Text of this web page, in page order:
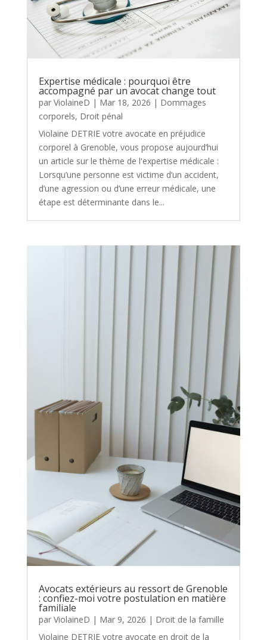
Expertise médicale : pourquoi être
accompagné par un avocat change tout
par ViolaineD | Mar 18, 2026 | Dommages
corporels, Droit pénal
Violaine DETRIE votre avocate en préjudice
corporel à Grenoble, vous propose aujourd’hui
un article sur le thème de l'expertise médicale :
Lorsqu’une personne est victime d’un accident,
d’une agression ou d’une erreur médicale, une
étape est déterminante dans le...
Avocats extérieurs au ressort de Grenoble
: confiez-moi votre postulation en matière
familiale
par ViolaineD | Mar 9, 2026 | Droit de la famille
Violaine DETRIE votre avocate en droit de la